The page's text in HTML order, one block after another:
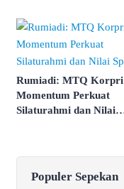
Rumiadi: MTQ Korpri
Momentum Perkuat
Silaturahmi dan Nilai
Populer Sepekan